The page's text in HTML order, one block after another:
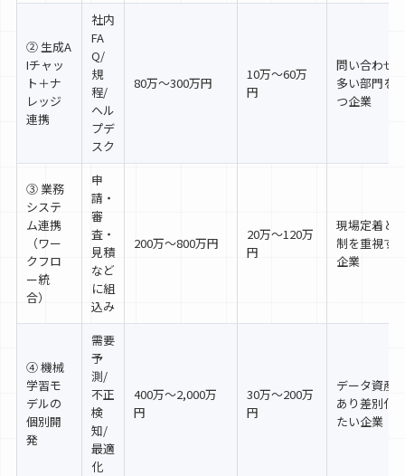
② 生成A
Iチャッ
ト＋ナ
レッジ
連携
社内
FA
Q/
規
程/
ヘル
プデ
スク
80万〜300万円
10万〜60万
円
問い合わせ
多い部門を
つ企業
③ 業務
システ
ム連携
（ワー
クフロ
ー統
合）
申
請・
審
査・
見積
など
に組
込み
200万〜800万円
20万〜120万
円
現場定着と
制を重視す
企業
④ 機械
学習モ
デルの
個別開
発
需要
予
測/
不正
検
知/
最適
化
400万〜2,000万
円
30万〜200万
円
データ資産
あり差別化
たい企業